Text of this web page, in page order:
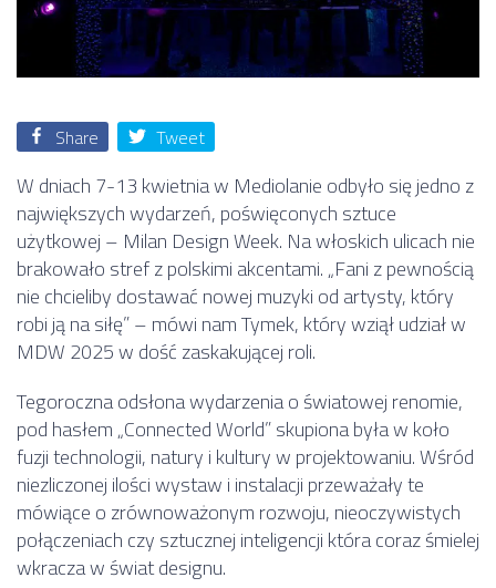
Share Tweet
W dniach 7-13 kwietnia w Mediolanie odbyło się jedno z
największych wydarzeń, poświęconych sztuce
użytkowej – Milan Design Week. Na włoskich ulicach nie
brakowało stref z polskimi akcentami. „Fani z pewnością
nie chcieliby dostawać nowej muzyki od artysty, który
robi ją na siłę” – mówi nam Tymek, który wziął udział w
MDW 2025 w dość zaskakującej roli.
Tegoroczna odsłona wydarzenia o światowej renomie,
pod hasłem „Connected World” skupiona była w koło
fuzji technologii, natury i kultury w projektowaniu. Wśród
niezliczonej ilości wystaw i instalacji przeważały te
mówiące o zrównoważonym rozwoju, nieoczywistych
połączeniach czy sztucznej inteligencji która coraz śmielej
wkracza w świat designu.